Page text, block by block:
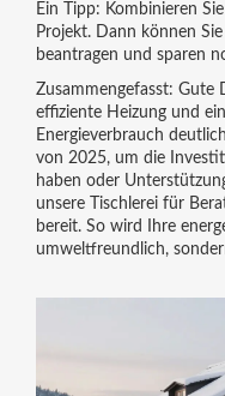
Ein Tipp: Kombinieren
Projekt. Dann können
beantragen und sparen
Zusammengefasst: Gute
effiziente Heizung und
Energieverbrauch
von 2025, um die
haben oder
unsere Tischlerei für
bereit. So wird Ihre
umweltfreundlich,